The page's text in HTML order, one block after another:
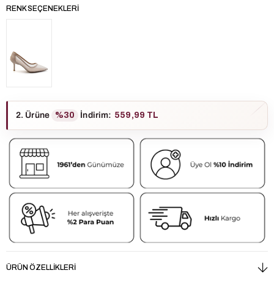
RENK SEÇENEKLERI
2. Ürüne %30 İndirim: 559,99 TL
ÜRÜN ÖZELLIKLERI